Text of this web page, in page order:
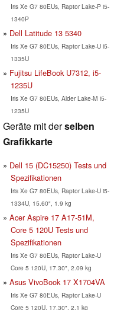
Iris Xe G7 80EUs, Raptor Lake-P i5-
1340P
Dell Latitude 13 5340
Iris Xe G7 80EUs, Raptor Lake-U i5-
1335U
Fujitsu LifeBook U7312, i5-
1235U
Iris Xe G7 80EUs, Alder Lake-M i5-
1235U
Geräte mit derselben
Grafikkarte
Dell 15 (DC15250) Tests und
Spezifikationen
Iris Xe G7 80EUs, Raptor Lake-U i5-
1334U, 15.60", 1.9 kg
Acer Aspire 17 A17-51M,
Core 5 120U Tests und
Spezifikationen
Iris Xe G7 80EUs, Raptor Lake-U
Core 5 120U, 17.30", 2.09 kg
Asus VivoBook 17 X1704VA
Iris Xe G7 80EUs, Raptor Lake-U
Core 5 120U, 17.30", 2.1 kg